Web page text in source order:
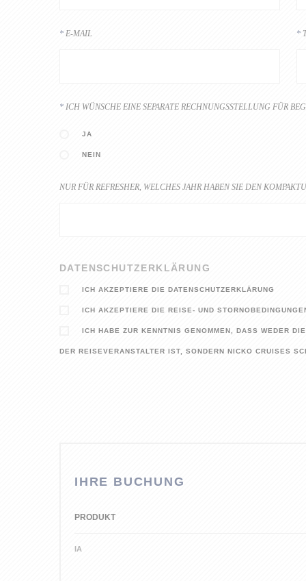
E-MAIL
ICH WÜNSCHE EINE SEPARATE RECHNUNGSSTELLUNG FÜR
JA
NEIN
NUR FÜR REFRESHER, WELCHES JAHR HABEN SIE DEN
DATENSCHUTZERKLÄRUNG
ICH AKZEPTIERE DIE DATENSCHUTZERKLÄRUNG
ICH AKZEPTIERE DIE REISE- UND
ICH HABE ZUR KENNTNIS GENOMMEN, DASS WEDER
DER REISEVERANSTALTER IST, SONDERN NICKO CRUISES
IHRE BUCHUNG
PRODUKT
IA